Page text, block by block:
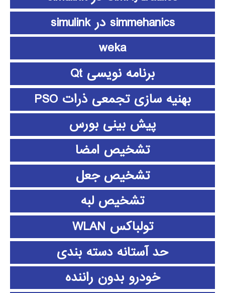
simmehanics در simulink
weka
برنامه نویسی Qt
بهنیه سازی تجمعی ذرات PSO
پیش بینی بورس
تشخیص امضا
تشخیص جعل
تشخیص لبه
تولباکس WLAN
حد آستانه دسته بندی
خودرو بدون راننده